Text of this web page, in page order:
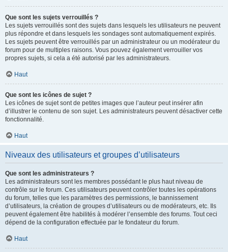
Que sont les sujets verrouillés ?
Les sujets verrouillés sont des sujets dans lesquels les utilisateurs ne peuvent
plus répondre et dans lesquels les sondages sont automatiquement expirés.
Les sujets peuvent être verrouillés par un administrateur ou un modérateur du
forum pour de multiples raisons. Vous pouvez également verrouiller vos
propres sujets, si cela a été autorisé par les administrateurs.
Haut
Que sont les icônes de sujet ?
Les icônes de sujet sont de petites images que l’auteur peut insérer afin
d’illustrer le contenu de son sujet. Les administrateurs peuvent désactiver cette
fonctionnalité.
Haut
Niveaux des utilisateurs et groupes d’utilisateurs
Que sont les administrateurs ?
Les administrateurs sont les membres possédant le plus haut niveau de
contrôle sur le forum. Ces utilisateurs peuvent contrôler toutes les opérations
du forum, telles que les paramètres des permissions, le bannissement
d’utilisateurs, la création de groupes d’utilisateurs ou de modérateurs, etc. Ils
peuvent également être habilités à modérer l’ensemble des forums. Tout ceci
dépend de la configuration effectuée par le fondateur du forum.
Haut